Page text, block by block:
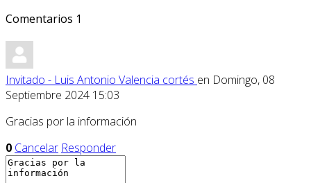
Comentarios 1
Invitado - Luis Antonio Valencia cortés en Domingo, 08
Septiembre 2024 15:03
Gracias por la información
0 Cancelar Responder